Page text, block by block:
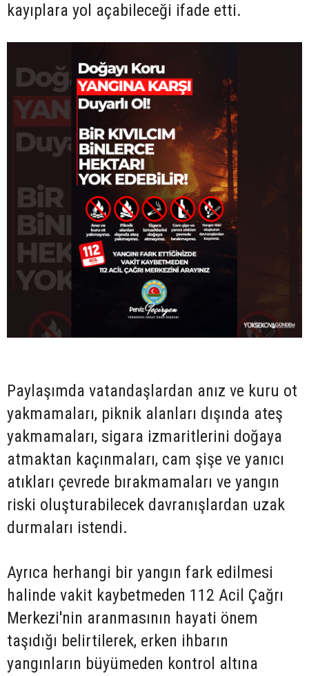
kayıplara yol açabileceği ifade etti.
Paylaşımda vatandaşlardan anız ve kuru ot
yakmamaları, piknik alanları dışında ateş
yakmamaları, sigara izmaritlerini doğaya
atmaktan kaçınmaları, cam şişe ve yanıcı
atıkları çevrede bırakmamaları ve yangın
riski oluşturabilecek davranışlardan uzak
durmaları istendi.
Ayrıca herhangi bir yangın fark edilmesi
halinde vakit kaybetmeden 112 Acil Çağrı
Merkezi'nin aranmasının hayati önem
taşıdığı belirtilerek, erken ihbarın
yangınların büyümeden kontrol altına